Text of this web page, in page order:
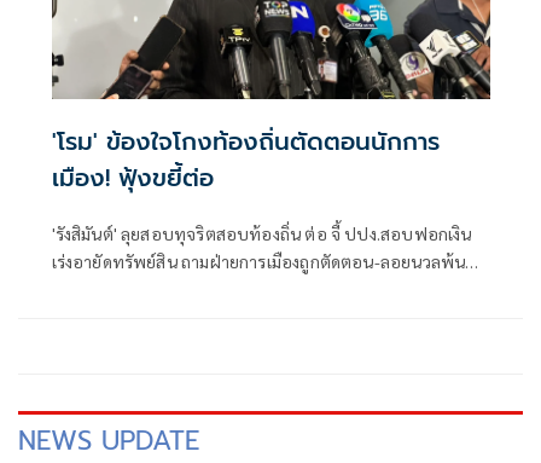
'โรม' ข้องใจโกงท้องถิ่นตัดตอนนักการ
เมือง! ฟุ้งขยี้ต่อ
'รังสิมันต์' ลุยสอบทุจริตสอบท้องถิ่น ต่อ จี้ ปปง.สอบฟอกเงิน
เร่งอายัดทรัพย์สิน ถามฝ่ายการเมืองถูกตัดตอน-ลอยนวลพ้นผิด
NEWS UPDATE